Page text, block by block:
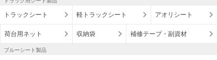
トラックシート 軽トラックシート アオリシート
荷台用ネット 収納袋 補修テープ・副資材
ブルーシート製品